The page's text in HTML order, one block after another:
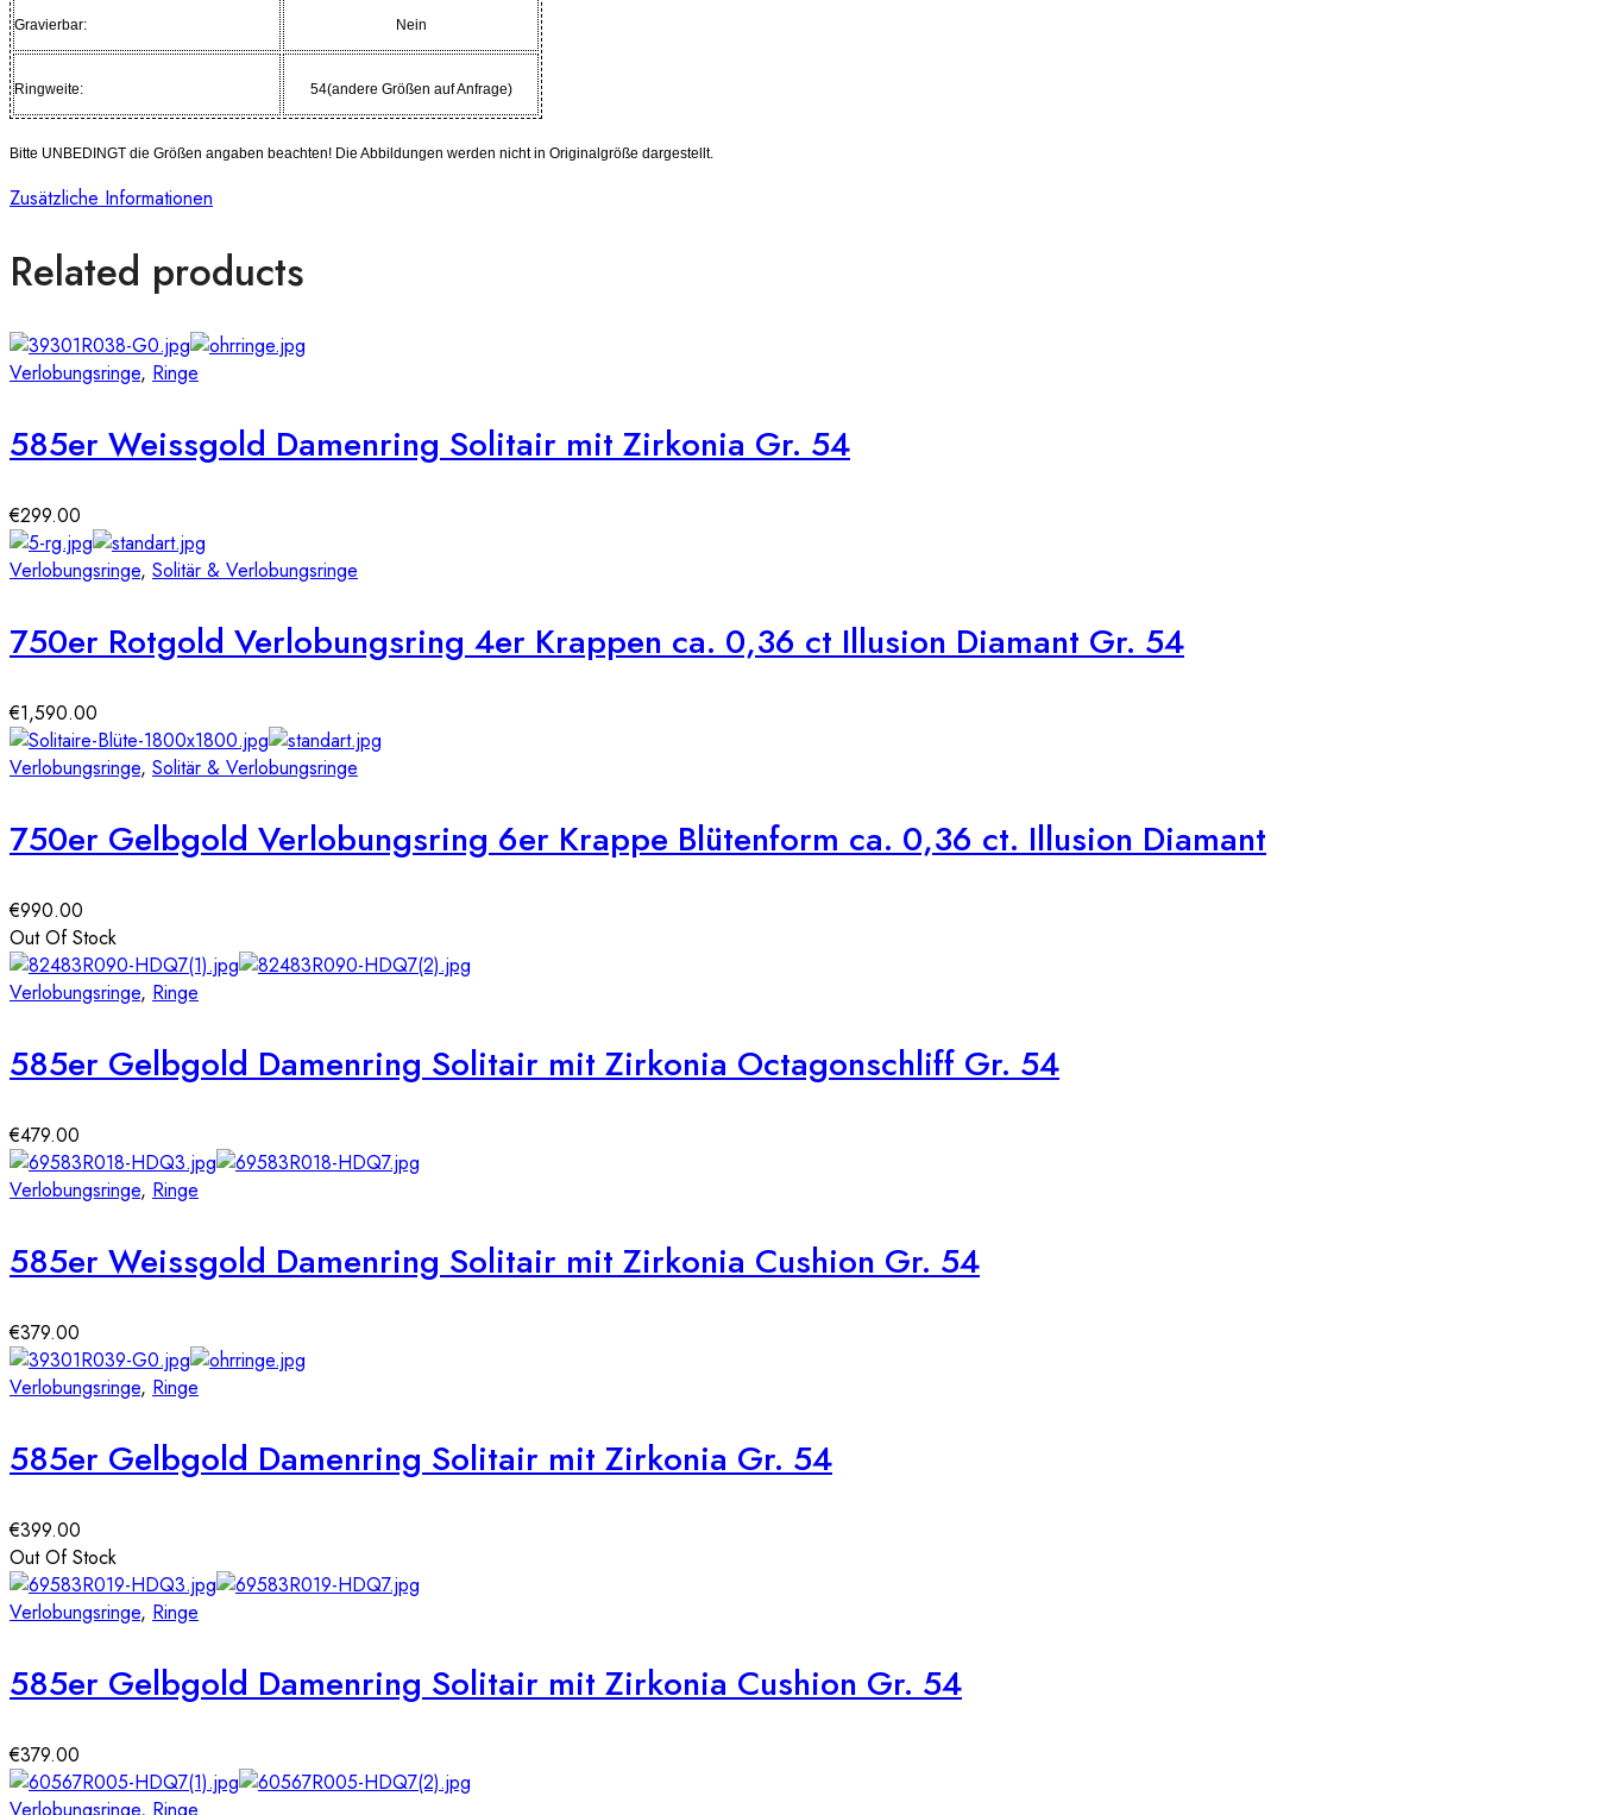
Gravierbar: Nein
Ringweite: 54(andere Größen auf Anfrage)
Bitte UNBEDINGT die Größen angaben beachten! Die Abbildungen werden nicht in Originalgröße dargestellt.
Zusätzliche Informationen
Related products
Verlobungsringe, Ringe
585er Weissgold Damenring Solitair mit Zirkonia Gr. 54
€299.00
Verlobungsringe, Solitär & Verlobungsringe
750er Rotgold Verlobungsring 4er Krappen ca. 0,36 ct Illusion Diamant Gr. 54
€1,590.00
Verlobungsringe, Solitär & Verlobungsringe
750er Gelbgold Verlobungsring 6er Krappe Blütenform ca. 0,36 ct. Illusion Diamant
€990.00
Out Of Stock
Verlobungsringe, Ringe
585er Gelbgold Damenring Solitair mit Zirkonia Octagonschliff Gr. 54
€479.00
Verlobungsringe, Ringe
585er Weissgold Damenring Solitair mit Zirkonia Cushion Gr. 54
€379.00
Verlobungsringe, Ringe
585er Gelbgold Damenring Solitair mit Zirkonia Gr. 54
€399.00
Out Of Stock
Verlobungsringe, Ringe
585er Gelbgold Damenring Solitair mit Zirkonia Cushion Gr. 54
€379.00